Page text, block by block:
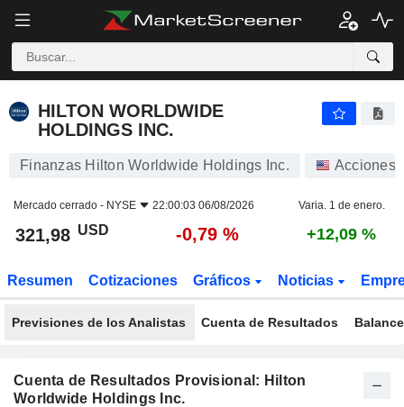
HILTON WORLDWIDE
HOLDINGS INC.
Finanzas Hilton Worldwide Holdings Inc. Acciones
Mercado cerrado - NYSE 22:00:03 06/08/2026 Varia. 1 de enero.
321,98 USD -0,79 % +12,09 %
Resumen Cotizaciones Gráficos Noticias
Previsiones de los Analistas Cuenta de Resultados Balance
Cuenta de Resultados Provisional: Hilton
Worldwide Holdings Inc.